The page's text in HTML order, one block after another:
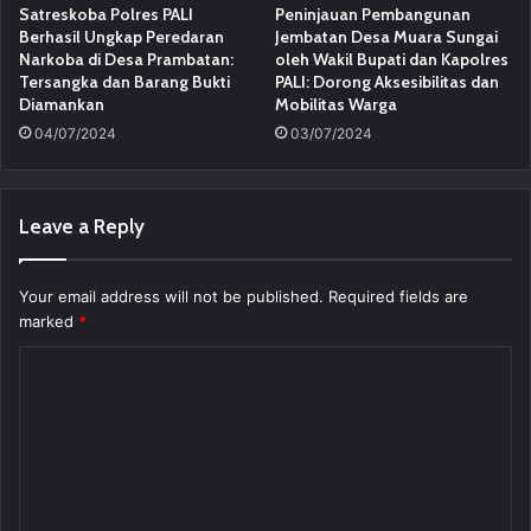
Satreskoba Polres PALI
Berhasil Ungkap Peredaran
Narkoba di Desa Prambatan:
Tersangka dan Barang Bukti
Diamankan
04/07/2024
Peninjauan Pembangunan
Jembatan Desa Muara Sungai
oleh Wakil Bupati dan Kapolres
PALI: Dorong Aksesibilitas dan
Mobilitas Warga
03/07/2024
Leave a Reply
Your email address will not be published. Required fields are
marked *